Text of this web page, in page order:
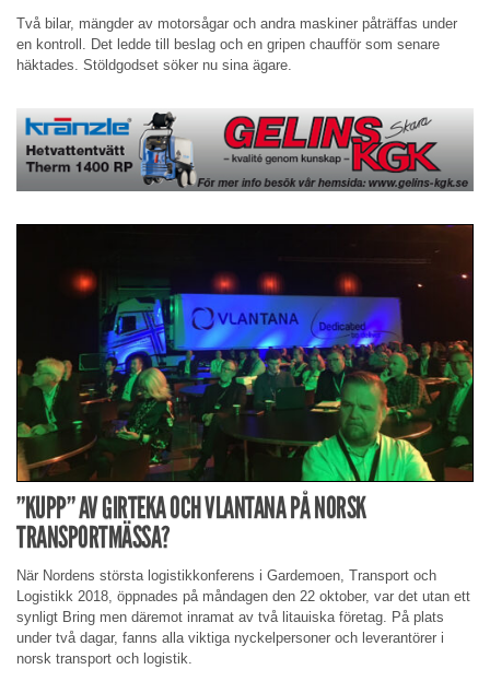
Två bilar, mängder av motorsågar och andra maskiner påträffas under
en kontroll. Det ledde till beslag och en gripen chaufför som senare
häktades. Stöldgodset söker nu sina ägare.
”KUPP” AV GIRTEKA OCH VLANTANA PÅ NORSK
TRANSPORTMÄSSA?
När Nordens största logistikkonferens i Gardemoen, Transport och
Logistikk 2018, öppnades på måndagen den 22 oktober, var det utan ett
synligt Bring men däremot inramat av två litauiska företag. På plats
under två dagar, fanns alla viktiga nyckelpersoner och leverantörer i
norsk transport och logistik.